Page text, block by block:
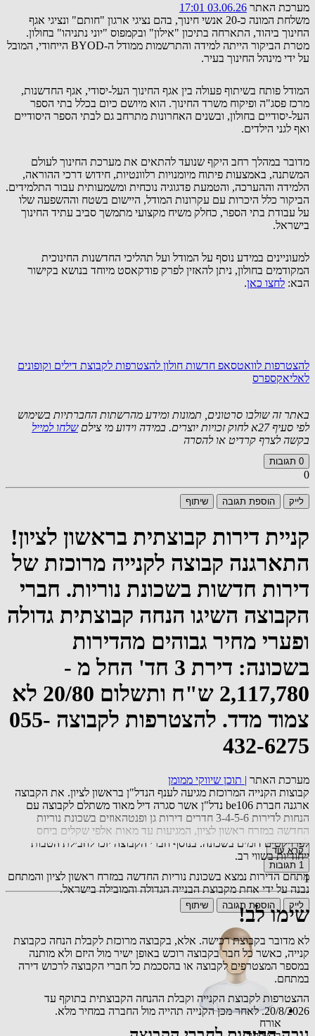
מערכת האתר 03.06.26 17:01
משלחת המונה כ-20 אנשי חינוך, בהם נציגי ארגון "חותם" ונציגי אגף
החינוך ביהוד, התארחה בתיכון "אילון" ובקמפוס "יוני נתניהו" בחולון.
מטרת הביקור הייתה למידה והתרשמות ממודל ה-BYOD הייחודי, המובל
על ידי מינהל החינוך בעיר.
המודל פותח בשיתוף פעולה בין אגף החינוך העל-יסודי, אגף החדשנות,
מרכז פסג"ה ופיקוח משרד החינוך. הוא מיושם כיום בכלל בתי הספר
העל-יסודיים בחולון, ובשנים האחרונות מתרחב גם לבתי הספר היסודיים
ואף לגני הילדים.
מדובר במהלך רחב היקף שנועד להתאים את מערכת החינוך לעולם
המשתנה, באמצעות פיתוח מיומנויות רלוונטיות, חידוש דרכי ההוראה,
הלמידה וההערכה, והטמעת פדגוגיה נוכחית ומשמעותית עבור התלמידים.
הביקור כלל היכרות עם עקרונות המודל, היישום בשטח וההשפעה שלו
על עבודת בתי הספר, כחלק משיח מקצועי מתמשך סביב עתיד החינוך
בישראל.
למעוניינים במידע נוסף על המודל ועל תהליכי החדשנות החינוכית
המקודמים בחולון, ניתן להאזין לפרק פודקאסט מיוחד בנושא בקישור
הבא: לחצו כאן.
להצטרפות לוואטסאפ חדשות חולון להצטרפות לקבוצת דילים וקופונים
לאליאקספרס
באתר זה שולבו סרטונים, תמונות ומידע מהרשתות החברתיות בשימוש
לפי סעיף 27א לחוק זכויות יוצרים. במידה וידוע מי צילם
שלחו למייל
בקשה לצרף קרדיט או להסרה
0 תגובות
0
לייק הוספת תגובה שיתוף
קניית דירות קבוצתית בראשון לציון!
התארגנה קבוצה לקנייה מרוכזת של
דירות חדשות בשכונת נוריות. חברי
הקבוצה השיגו הנחה קבוצתית גדולה
ופערי מחיר גבוהים מהדירות
בשכונה: דירת 3 חד' החל מ -
2,117,780 ש"ח ותשלום 20/80 לא
צמוד מדד. להצטרפות לקבוצה 055-
432-6275
מערכת האתר | תוכן שיווקי ממומן
קבוצות הקנייה המרוכזת מגיעה לענף הנדל"ן בראשון לציון. את הקבוצה
ארגנה חברת be106 נדל"ן אשר סגרה דיל מאוד משתלם לקבוצה עם
הנחות לדירות 3-4-5-6 חדרים דירות גן ופנטהאוזים בשכונת נוריות
החדשה במזרח ראשון לציון, המגיעות עד מאות אלפי שקלים ביחס
לפרויקטים דומים בשכונה. בנוסף חברי הקבוצה יזכו לחבילת הטבות
ייחודיות בשווי רב.
מתחם הדירות נמצא בשכונת נוריות החדשה במזרח ראשון לציון והמתחם
נבנה על ידי אחת מקבוצת הבנייה הגדולה והמובילה בישראל.
שימו לב!
לא מדובר בקבוצת רכישה. אלא, בקבוצה מרוכזת לקבלת הנחה כקבוצת
קנייה, כאשר כל חבר בקבוצה רוכש באופן ישיר מול היזם ולא מותנה
במספר המצטרפים לקבוצה או בהסכמת כל חברי הקבוצה לרכוש דירה
במתחם.
ההצטרפות לקבוצת הקנייה וקבלת ההנחה הקבוצתית בתוקף עד
20/8/2026. לאחר מכן הקנייה תהייה מול החברה במחיר מלא.
קרא עוד
1 תגובות
1
לייק הוספת תגובה שיתוף
אורח